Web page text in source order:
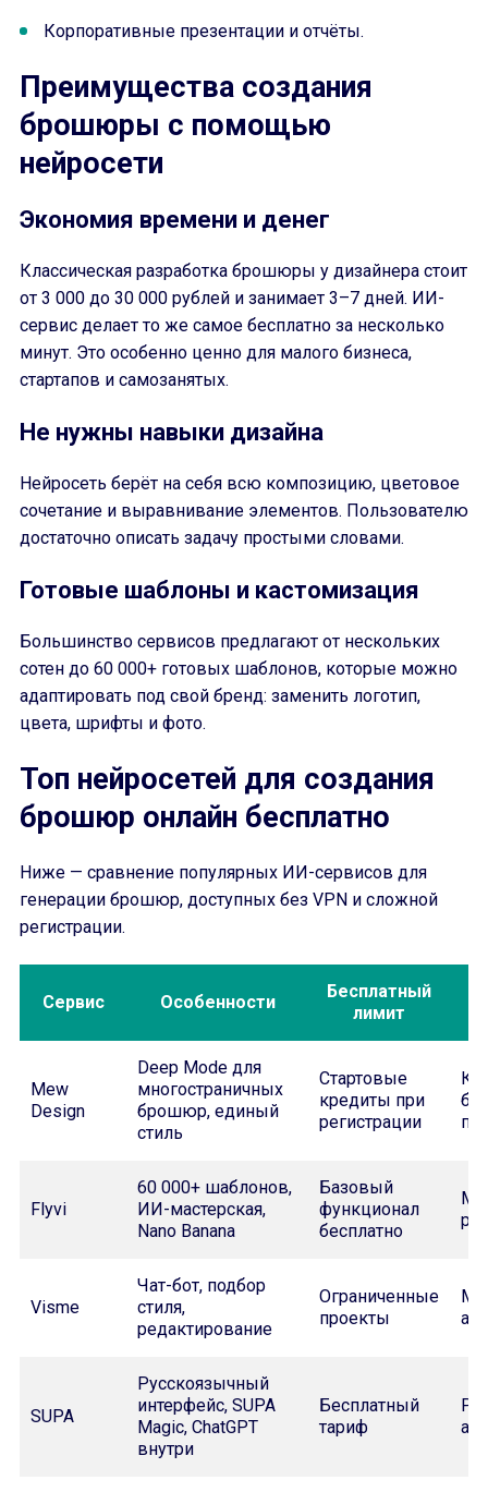
Корпоративные презентации и отчёты.
Преимущества создания
брошюры с помощью
нейросети
Экономия времени и денег
Классическая разработка брошюры у дизайнера стоит
от 3 000 до 30 000 рублей и занимает 3–7 дней. ИИ-
сервис делает то же самое бесплатно за несколько
минут. Это особенно ценно для малого бизнеса,
стартапов и самозанятых.
Не нужны навыки дизайна
Нейросеть берёт на себя всю композицию, цветовое
сочетание и выравнивание элементов. Пользователю
достаточно описать задачу простыми словами.
Готовые шаблоны и кастомизация
Большинство сервисов предлагают от нескольких
сотен до 60 000+ готовых шаблонов, которые можно
адаптировать под свой бренд: заменить логотип,
цвета, шрифты и фото.
Топ нейросетей для создания
брошюр онлайн бесплатно
Ниже — сравнение популярных ИИ-сервисов для
генерации брошюр, доступных без VPN и сложной
регистрации.
Сервис Особенности
Бесплатный
лимит
Mew
Design
Deep Mode для
многостраничных
брошюр, единый
стиль
Стартовые
кредиты при
регистрации
Flyvi
60 000+ шаблонов,
ИИ-мастерская,
Nano Banana
Базовый
функционал
бесплатно
Visme
Чат-бот, подбор
стиля,
редактирование
Ограниченные
проекты
SUPA
Русскоязычный
интерфейс, SUPA
Magic, ChatGPT
внутри
Бесплатный
тариф